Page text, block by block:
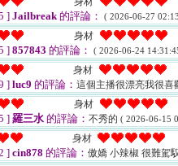
]Jailbreak的評論： ( 2026-06-27
身材
]857843 的評論： ( 2026-06-24
身材
]luc9 的評論： 這個主播很漂亮我很喜
身材
]羅三水 的評論： 不秀的 ( 2026-06-15
身材
]cin878 的評論： 傲嬌 小辣椒 很難駕